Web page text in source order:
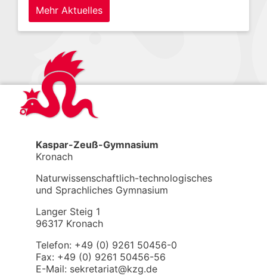
Mehr Aktuelles
Kaspar-Zeuß-Gymnasium
Kronach
Naturwissenschaftlich-technologisches
und Sprachliches Gymnasium
Langer Steig 1
96317 Kronach
Telefon: +49 (0) 9261 50456-0
Fax: +49 (0) 9261 50456-56
E-Mail: sekretariat@kzg.de